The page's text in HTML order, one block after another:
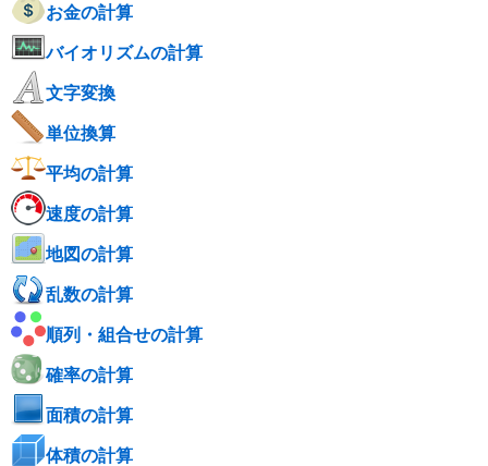
お金の計算
バイオリズムの計算
文字変換
単位換算
平均の計算
速度の計算
地図の計算
乱数の計算
順列・組合せの計算
確率の計算
面積の計算
体積の計算